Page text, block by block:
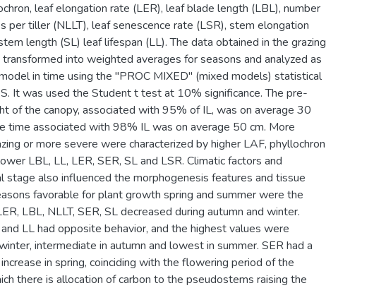
leaf elongation rate (LER), leaf blade length (LBL), number
per tiller (NLLT), leaf senescence rate (LSR), stem elongation
length (SL) leaf lifespan (LL). The data obtained in the grazing
into weighted averages for seasons and analyzed as
in time using the "PROC MIXED" (mixed models) statistical
It was used the Student t test at 10% significance. The pre-
of the canopy, associated with 95% of IL, was on average 30
time associated with 98% IL was on average 50 cm. More
or more severe were characterized by higher LAF, phyllochron
LBL, LL, LER, SER, SL and LSR. Climatic factors and
stage also influenced the morphogenesis features and tissue
favorable for plant growth spring and summer were the
LBL, NLLT, SER, SL decreased during autumn and winter.
LL had opposite behavior, and the highest values were
intermediate in autumn and lowest in summer. SER had a
in spring, coinciding with the flowering period of the
there is allocation of carbon to the pseudostems raising the